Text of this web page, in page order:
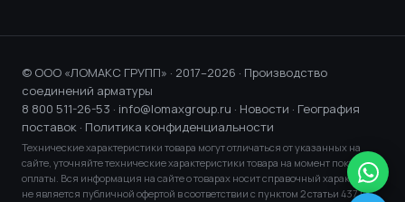
© ООО «ЛОМАКС ГРУПП» · 2017–2026 · Производство
соединений арматуры
8 800 511-26-53 · info@lomaxgroup.ru · Новости · География
поставок · Политика конфиденциальности
Технические характеристики товара могут отличаться от указанных на
сайте, уточняйте технические характеристики товара на момент покупки и
оплаты. Вся информация на сайте о товарах носит справочный характер и
не является публичной офертой в соответствии с пунктом 2 статьи 437 ГК